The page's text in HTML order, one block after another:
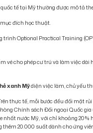
quốc tế tại Mỹ thường được mô tả
mục đích học thuật.
Optional Practical Training
vé cho phép cư trú và làm việc
xanh Mỹdiện việc làm, chủ yếu
thực tế, mỗi bước đều đối mặt
Chính sách Đối ngoại Quốc
nhất nước Mỹ, với chỉ khoảng
20.000 suất dành cho ứng